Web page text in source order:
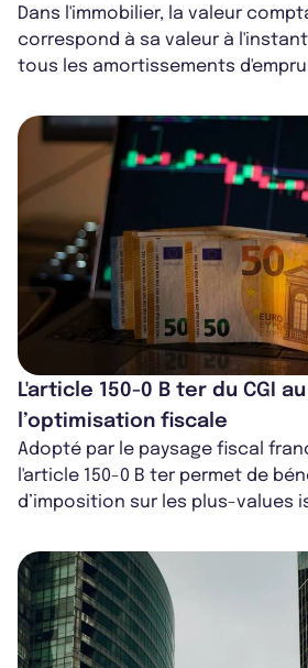
Dans l'immobilier, la valeur
correspond à sa valeur à
tous les amortissements
L'article 150-0 B ter du CGI
l’optimisation fiscale
Adopté par le paysage fiscal
l'article 150-0 B ter permet de
d’imposition sur les plus-values